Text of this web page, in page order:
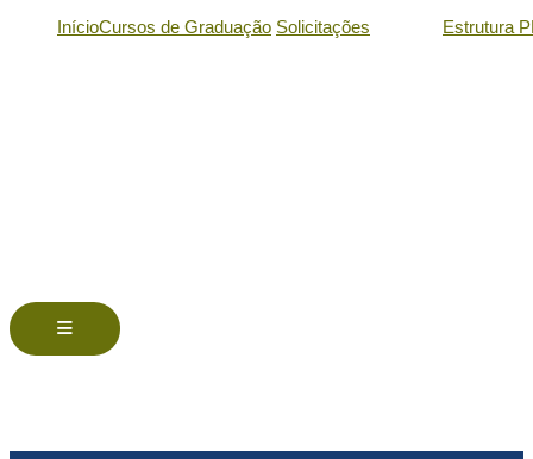
InícioCursos de Graduação Solicitações Estrutura
Menu de alternância de hambúrguer